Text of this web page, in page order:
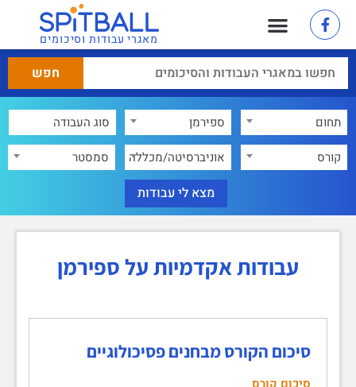
מאגרי עבודות וסיכומים
תחום
ספירמן
קורס
אוניברסיטה/מכללה סמסטר
עבודות אקדמיות על ספירמן
סיכום הקורס מבחנים פסיכולוגיים